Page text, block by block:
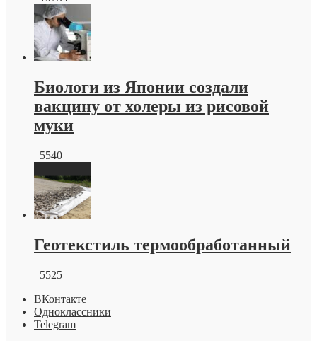
Биологи из Японии создали
вакцину от холеры из рисовой
муки
5540
Геотекстиль термообработанный
5525
ВКонтакте
Одноклассники
Telegram